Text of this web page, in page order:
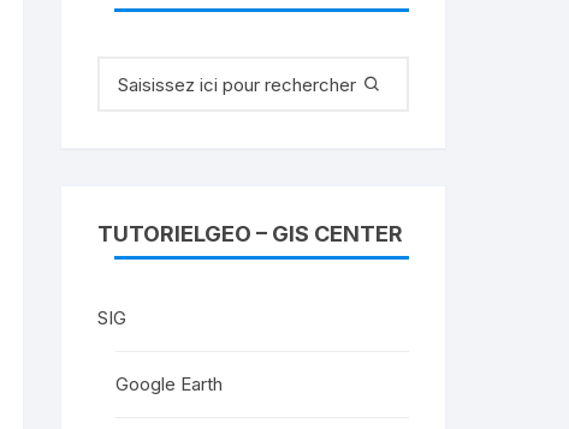
pour
TUTORIELGEO – GIS CENTER
SIG
Google Earth